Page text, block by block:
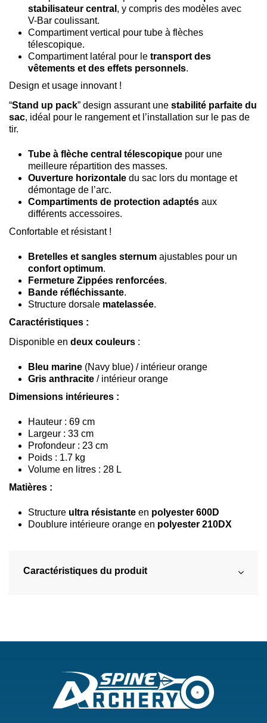
stabilisateur central , y compris des modèles avec
V-Bar coulissant.
Compartiment vertical pour tube à flèches
télescopique.
Compartiment latéral pour le transport des
vêtements et des effets personnels.
Design et usage innovant !
“Stand up pack” design assurant une stabilité parfaite du
sac, idéal pour le rangement et l’installation sur le pas de
tir.
Tube à flèche central télescopique pour une
meilleure répartition des masses.
Ouverture horizontale du sac lors du montage et
démontage de l’arc.
Compartiments de protection adaptés aux
différents accessoires.
Confortable et résistant !
Bretelles et sangles sternum ajustables pour un
confort optimum.
Fermeture Zippées renforcées.
Bande réfléchissante.
Structure dorsale matelassée.
Caractéristiques :
Disponible en deux couleurs :
Bleu marine (Navy blue) / intérieur orange
Gris anthracite / intérieur orange
Dimensions intérieures :
Hauteur : 69 cm
Largeur : 33 cm
Profondeur : 23 cm
Poids : 1.7 kg
Volume en litres : 28 L
Matières :
Structure ultra résistante en polyester 600D
Doublure intérieure orange en polyester 210DX
Caractéristiques du produit